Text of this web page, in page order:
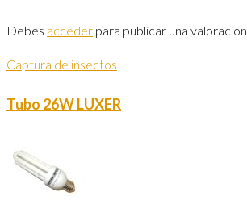
Debes acceder para publicar una valoración.
Captura de insectos
Tubo 26W LUXER